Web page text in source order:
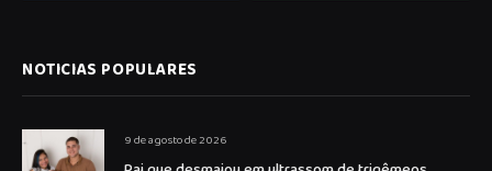
NOTICIAS POPULARES
9 de agosto de 2026